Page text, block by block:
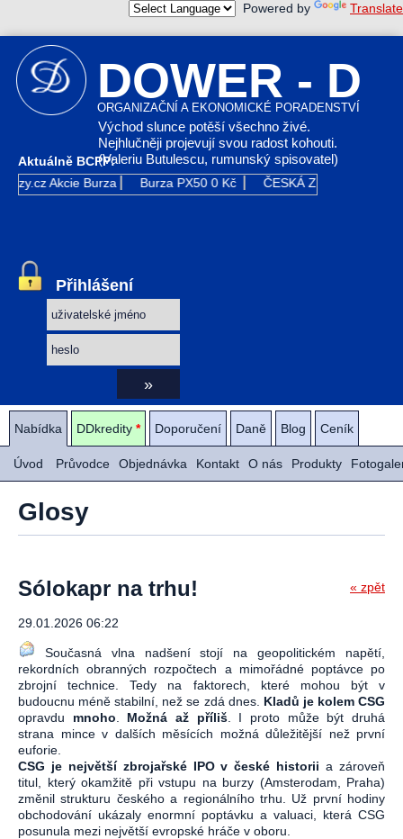
Powered by Translate
DOWER - D
ORGANIZAČNÍ A EKONOMICKÉ PORADENSTVÍ
Východ slunce potěší všechno živé.
Nejhlučněji projevují svou radost kohouti.
(Valeriu Butulescu, rumunský spisovatel)
Aktuálně BCPP:
Akcie Burza Burza PX50 0 Kč ČESKÁ ZBROJOVKA GR
Přihlášení
Nabídka DDkredity * Doporučení Daně Blog Ceník
Úvod Průvodce Objednávka Kontakt O nás Produkty
Glosy
Sólokapr na trhu! « zpět
29.01.2026 06:22
Současná vlna nadšení stojí na geopolitickém napětí,
rekordních obranných rozpočtech a mimořádné poptávce po
zbrojní technice. Tedy na faktorech, které mohou být v
budoucnu méně stabilní, než se zdá dnes. Kladů je kolem CSG
opravdu mnoho Možná až příliš. I proto může být druhá
strana mince v dalších měsících možná důležitější než první
euforie.
CSG je největší zbrojařské IPO v české historiia zároveň
titul, který okamžitě při vstupu na burzy (Amsterodam, Praha)
změnil strukturu českého a regionálního trhu. Už první hodiny
obchodování ukázaly enormní poptávku a valuaci, která CSG
posunula mezi největší evropské hráče v oboru.